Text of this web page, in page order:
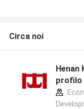
Circa noi
Henan
profilo